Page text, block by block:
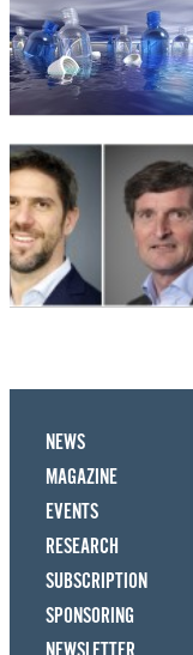
NEWS
MAGAZINE
EVENTS
RESEARCH
SUBSCRIPTION
SPONSORING
NEWSLETTER